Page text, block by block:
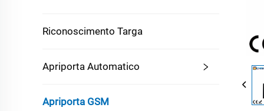
Riconoscimento Targa
Apriporta Automatico
Apriporta GSM